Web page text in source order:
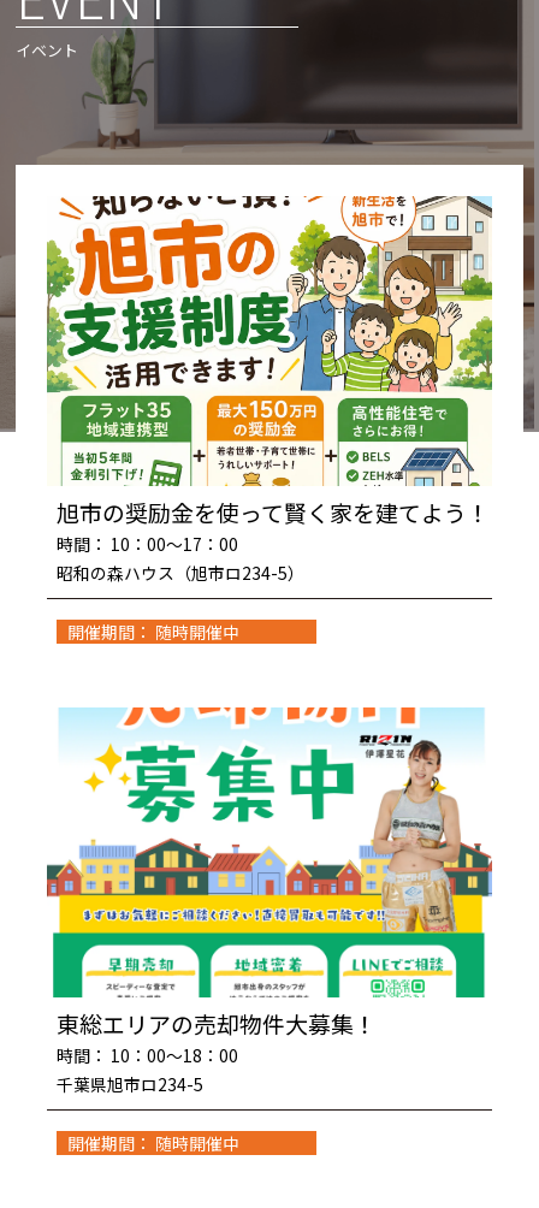
イベント
旭市の奨励金を使って賢く家を建てよう！
時間： 10：00～17：00
昭和の森ハウス（旭市ロ234-5）
開催期間： 随時開催中
東総エリアの売却物件大募集！
時間： 10：00～18：00
千葉県旭市ロ234-5
開催期間： 随時開催中